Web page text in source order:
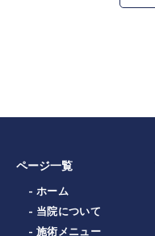
ページ一覧
- ホーム
- 当院について
- 施術メニュー